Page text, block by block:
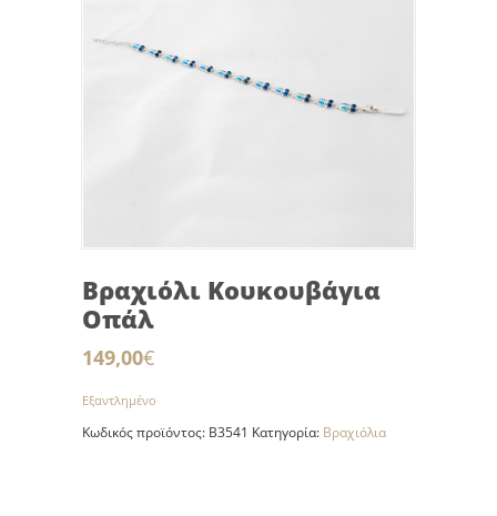
Βραχιόλι Κουκουβάγια
Οπάλ
149,00€
Εξαντλημένο
Κωδικός προϊόντος: B3541 Κατηγορία: Βραχιόλια